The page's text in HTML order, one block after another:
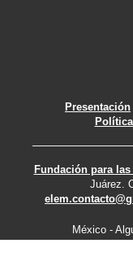
Presentación
Fundación para
Juárez.
México -